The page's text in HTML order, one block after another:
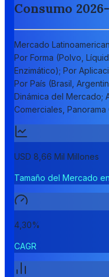
Consumo
Mercado
Por Forma (Polvo,
Enzimático); Por
Por País (Brasil,
Dinámica del Mercado;
Comerciales,
USD 8,66 Mil Millones
Tamaño del Mercado
4,30%
CAGR